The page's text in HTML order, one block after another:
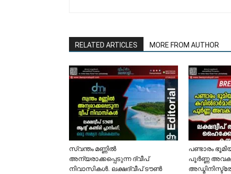
RELATED ARTICLES MORE FROM AUTHOR
സ്വന്തം മണ്ണിൽ
അന്യരാക്കപ്പെടുന്ന ദ്വീപ്
നിവാസികൾ. ലക്ഷദ്വീപ് ടൗൺ
പണ്ടാരം
പൂർണ്ണ